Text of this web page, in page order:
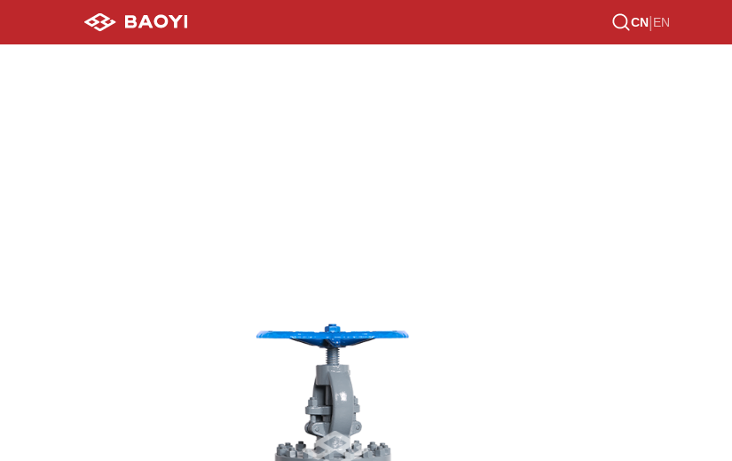
CN|EN